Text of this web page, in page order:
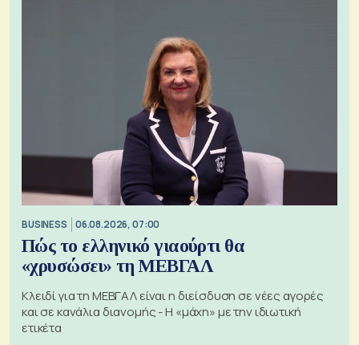
BUSINESS 06.08.2026, 07:00
Πώς το ελληνικό γιαούρτι θα
«χρυσώσει» τη ΜΕΒΓΑΛ
Κλειδί για τη ΜΕΒΓΑΛ είναι η διείσδυση σε νέες αγορές
και σε κανάλια διανομής - Η «μάχη» με την ιδιωτική
ετικέτα